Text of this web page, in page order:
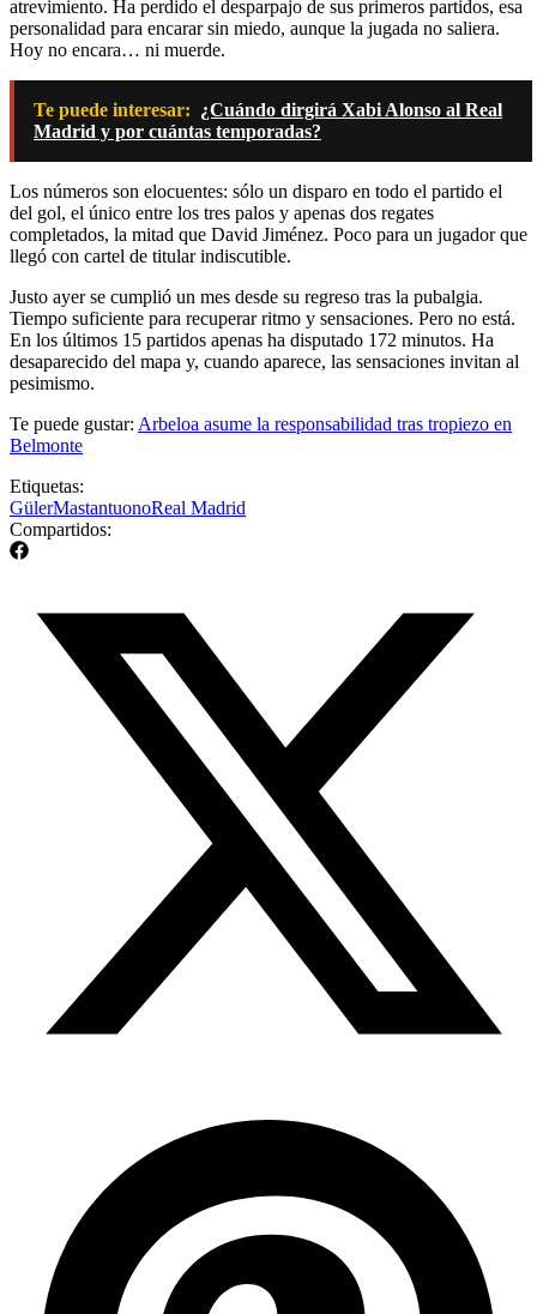
atrevimiento. Ha perdido el desparpajo de sus primeros partidos, esa
personalidad para encarar sin miedo, aunque la jugada no saliera.
Hoy no encara… ni muerde.
Te puede interesar: ¿Cuándo dirgirá Xabi Alonso al Real
Madrid y por cuántas temporadas?
Los números son elocuentes: sólo un disparo en todo el partido el
del gol, el único entre los tres palos y apenas dos regates
completados, la mitad que David Jiménez. Poco para un jugador que
llegó con cartel de titular indiscutible.
Justo ayer se cumplió un mes desde su regreso tras la pubalgia.
Tiempo suficiente para recuperar ritmo y sensaciones. Pero no está.
En los últimos 15 partidos apenas ha disputado 172 minutos. Ha
desaparecido del mapa y, cuando aparece, las sensaciones invitan al
pesimismo.
Te puede gustar: Arbeloa asume la responsabilidad tras tropiezo en
Belmonte
Etiquetas:
GülerMastantuonoReal Madrid
Compartidos: